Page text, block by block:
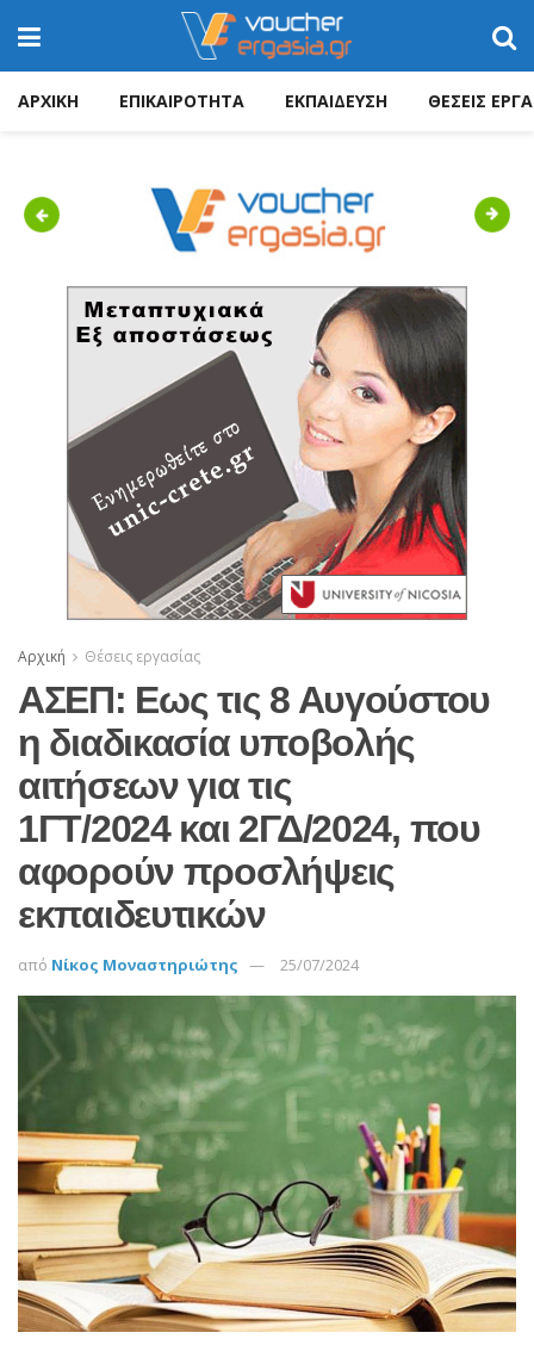
ΑΡΧΙΚΗ ΕΠΙΚΑΙΡΟΤΗΤΑ ΕΚΠΑΙΔΕΥΣΗ ΘΕΣΕΙΣ
Previous Next
Αρχική Θέσεις εργασίας
ΑΣΕΠ: Εως τις 8 Αυγούστου
η διαδικασία υποβολής
αιτήσεων για τις
1ΓΤ/2024 και 2ΓΔ/2024, που
αφορούν προσλήψεις
εκπαιδευτικών
από Νίκος Μοναστηριώτης 25/07/2024